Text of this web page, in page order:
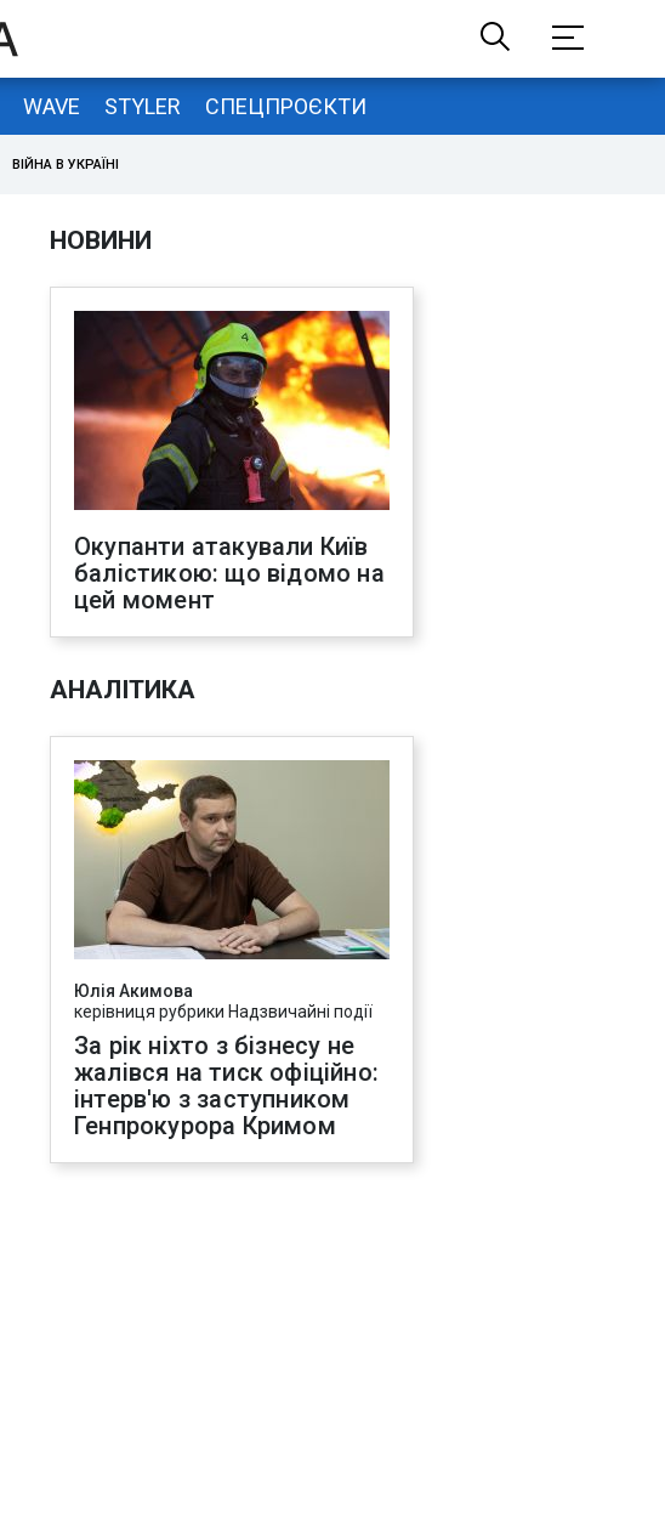
WAVE STYLER СПЕЦПРОЄКТИ
ВІЙНА В УКРАЇНІ
НОВИНИ
Окупанти атакували Київ
балістикою: що відомо на
цей момент
АНАЛІТИКА
Юлія Акимова
керівниця рубрики Надзвичайні події
За рік ніхто з бізнесу не
жалівся на тиск офіційно:
інтерв'ю з заступником
Генпрокурора Кримом